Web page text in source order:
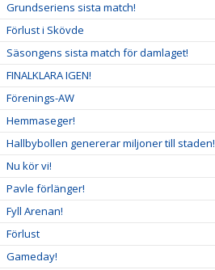
Grundseriens sista match!
Förlust i Skövde
Säsongens sista match för damlaget!
FINALKLARA IGEN!
Förenings-AW
Hemmaseger!
Hallbybollen genererar miljoner till staden!
Nu kör vi!
Pavle förlänger!
Fyll Arenan!
Förlust
Gameday!